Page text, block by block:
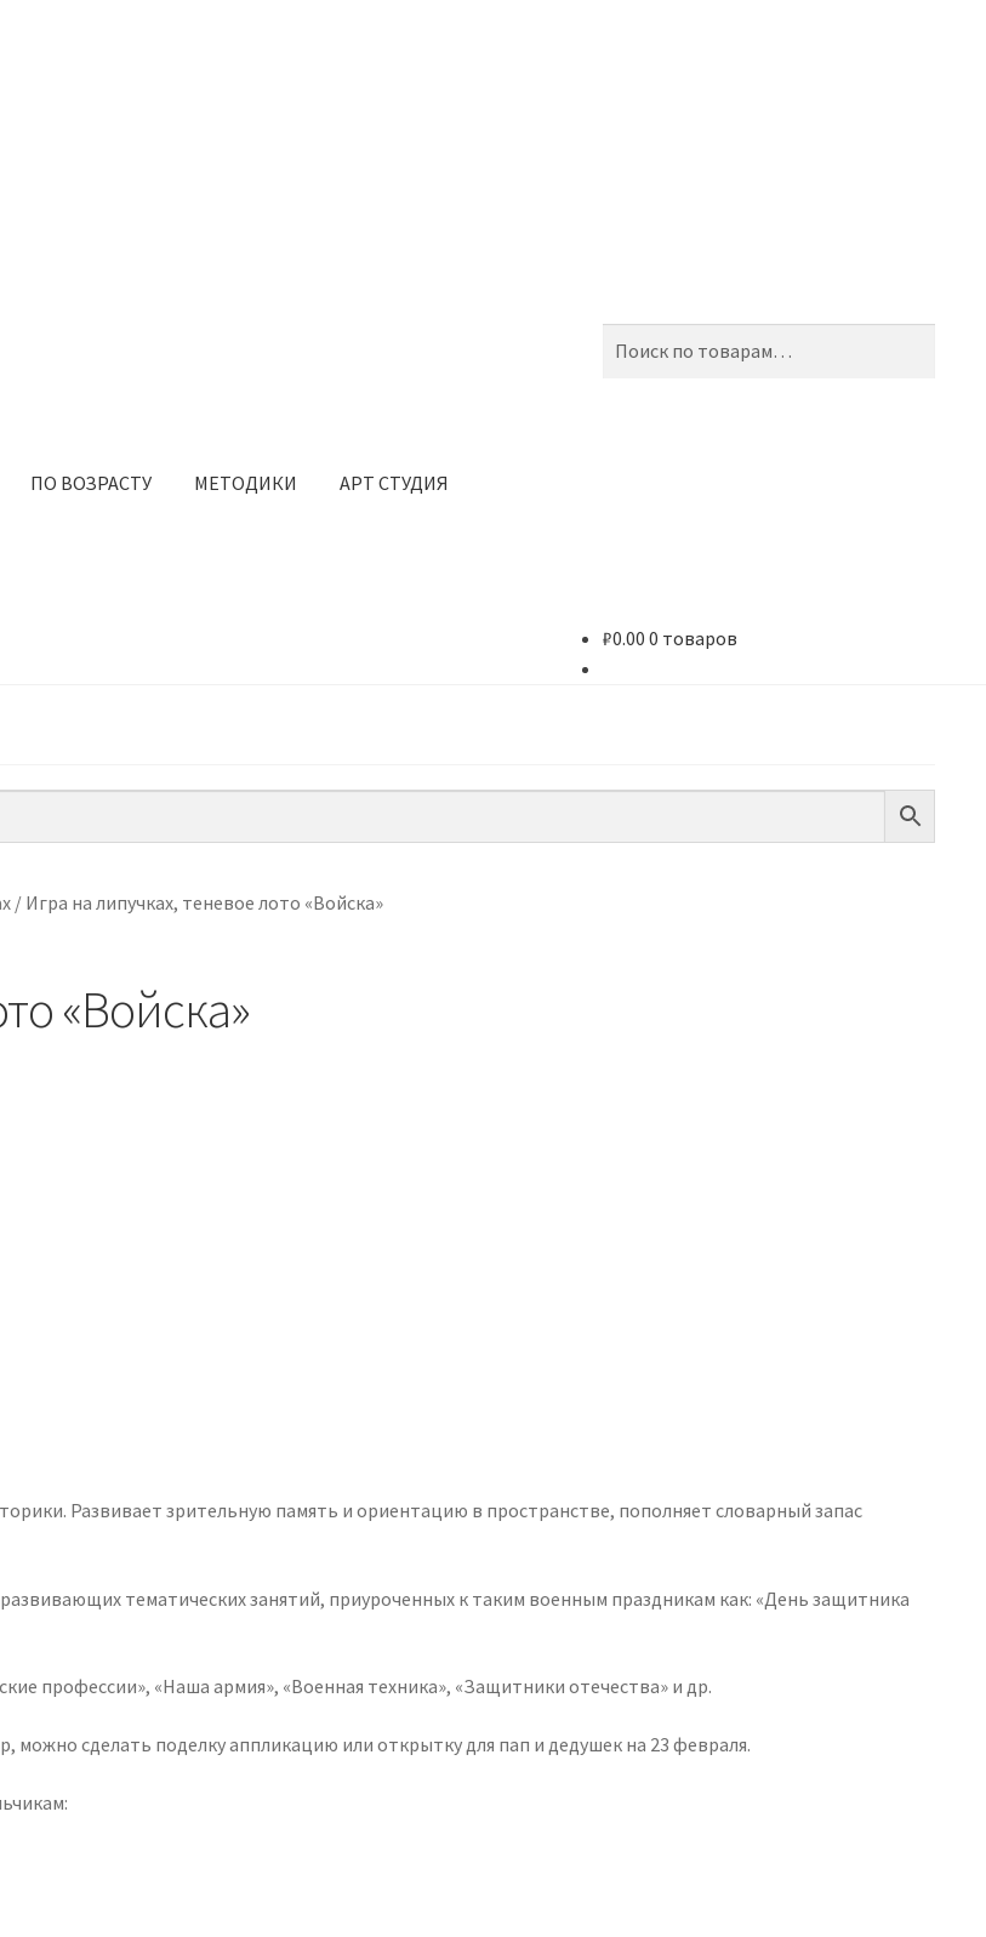
ПО ВОЗРАСТУ МЕТОДИКИ АРТ СТУДИЯ
₽0.00 0 товаров
/ Игра на липучках, теневое лото «Войска»
«Войска»
Развивает зрительную память и ориентацию в пространстве, пополняет словарный запас
тематических занятий, приуроченных к таким военным праздникам как: «День защитника
профессии», «Наша армия», «Военная техника», «Защитники отечества» и др.
сделать поделку аппликацию или открытку для пап и дедушек на 23 февраля.